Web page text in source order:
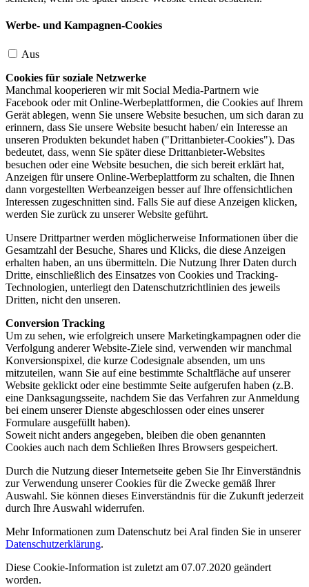
Werbe- und Kampagnen-Cookies
Aus
Cookies für soziale Netzwerke
Manchmal kooperieren wir mit Social Media-Partnern wie
Facebook oder mit Online-Werbeplattformen, die Cookies auf Ihrem
Gerät ablegen, wenn Sie unsere Website besuchen, um sich daran zu
erinnern, dass Sie unsere Website besucht haben/ ein Interesse an
unseren Produkten bekundet haben ("Drittanbieter-Cookies"). Das
bedeutet, dass, wenn Sie später diese Drittanbieter-Websites
besuchen oder eine Website besuchen, die sich bereit erklärt hat,
Anzeigen für unsere Online-Werbeplattform zu schalten, die Ihnen
dann vorgestellten Werbeanzeigen besser auf Ihre offensichtlichen
Interessen zugeschnitten sind. Falls Sie auf diese Anzeigen klicken,
werden Sie zurück zu unserer Website geführt.
Unsere Drittpartner werden möglicherweise Informationen über die
Gesamtzahl der Besuche, Shares und Klicks, die diese Anzeigen
erhalten haben, an uns übermitteln. Die Nutzung Ihrer Daten durch
Dritte, einschließlich des Einsatzes von Cookies und Tracking-
Technologien, unterliegt den Datenschutzrichtlinien des jeweils
Dritten, nicht den unseren.
Conversion Tracking
Um zu sehen, wie erfolgreich unsere Marketingkampagnen oder die
Verfolgung anderer Website-Ziele sind, verwenden wir manchmal
Konversionspixel, die kurze Codesignale absenden, um uns
mitzuteilen, wann Sie auf eine bestimmte Schaltfläche auf unserer
Website geklickt oder eine bestimmte Seite aufgerufen haben (z.B.
eine Danksagungsseite, nachdem Sie das Verfahren zur Anmeldung
bei einem unserer Dienste abgeschlossen oder eines unserer
Formulare ausgefüllt haben).
Soweit nicht anders angegeben, bleiben die oben genannten
Cookies auch nach dem Schließen Ihres Browsers gespeichert.
Durch die Nutzung dieser Internetseite geben Sie Ihr Einverständnis
zur Verwendung unserer Cookies für die Zwecke gemäß Ihrer
Auswahl. Sie können dieses Einverständnis für die Zukunft jederzeit
durch Ihre Auswahl widerrufen.
Mehr Informationen zum Datenschutz bei Aral finden Sie in unserer
Datenschutzerklärung.
Diese Cookie-Information ist zuletzt am 07.07.2020 geändert
worden.